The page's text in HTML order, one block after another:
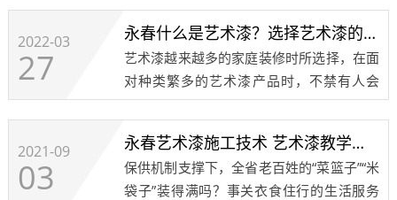
2022-03
27
永春什么是艺术漆？选择艺术漆的技巧
艺术漆越来越多的家庭装修时所选择，在面
对种类繁多的艺术漆产品时，不禁有人会
问，什么是艺术漆，他和其它的墙面装修材
料有什么区别，他的特点又是什么呢？今天
小编就带大家去了解一下艺术漆：艺术漆和
其他墙面装饰......
2021-09
03
永春艺术漆施工技术 艺术漆教学培训 艺术涂料注意事项8
保供机制支撑下，全省老百姓的“菜篮子”“米
袋子”装得满吗？事关衣食住行的生活服务